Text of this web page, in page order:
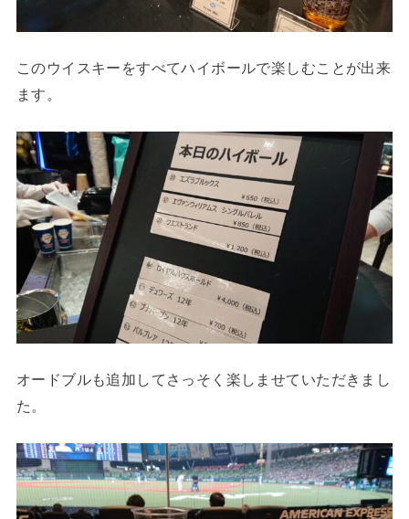
このウイスキーをすべてハイボールで楽しむことが出来
ます。
オードブルも追加してさっそく楽しませていただきまし
た。